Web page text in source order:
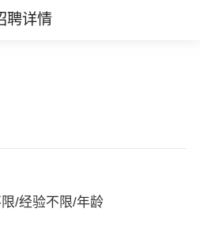
聘详情
/经验不限/年龄